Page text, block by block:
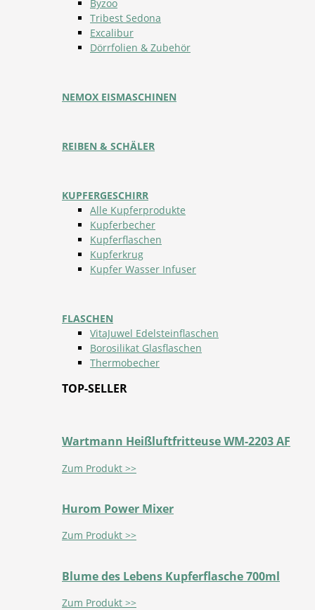
Byzoo
Tribest Sedona
Excalibur
Dörrfolien & Zubehör
NEMOX EISMASCHINEN
REIBEN & SCHÄLER
KUPFERGESCHIRR
Alle Kupferprodukte
Kupferbecher
Kupferflaschen
Kupferkrug
Kupfer Wasser Infuser
FLASCHEN
VitaJuwel Edelsteinflaschen
Borosilikat Glasflaschen
Thermobecher
TOP-SELLER
Wartmann Heißluftfritteuse WM-2203 AF
Zum Produkt >>
Hurom Power Mixer
Zum Produkt >>
Blume des Lebens Kupferflasche 700ml
Zum Produkt >>